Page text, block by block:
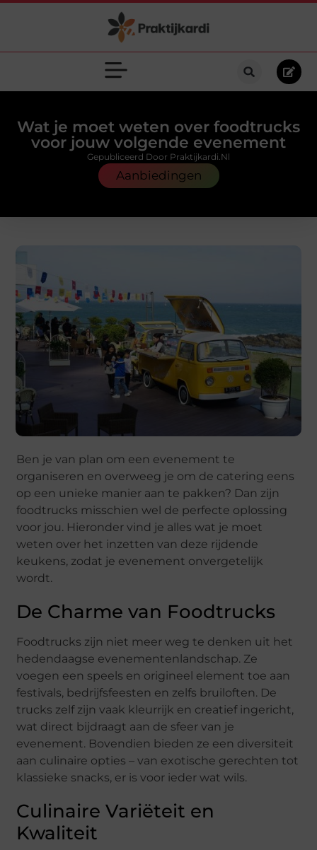
Wat je moet weten over foodtrucks
voor jouw volgende evenement
Aanbiedingen
Gepubliceerd Door Praktijkardi.nl
Ben je van plan om een evenement te
organiseren en overweeg je om de catering eens
op een unieke manier aan te pakken? Dan zijn
foodtrucks misschien wel de perfecte oplossing
voor jou. Hieronder vind je alles wat je moet
weten over het inzetten van deze rijdende
keukens, zodat je evenement onvergetelijk
wordt.
De Charme van Foodtrucks
Foodtrucks zijn niet meer weg te denken uit het
hedendaagse evenementenlandschap. Ze
voegen een speels en origineel element toe aan
festivals, bedrijfsfeesten en zelfs bruiloften. De
trucks zelf zijn vaak kleurrijk en creatief ingericht,
wat direct bijdraagt aan de sfeer van je
evenement. Bovendien bieden ze een diversiteit
aan culinaire opties – van exotische gerechten tot
klassieke snacks, er is voor ieder wat wils.
Culinaire Variëteit en
Kwaliteit